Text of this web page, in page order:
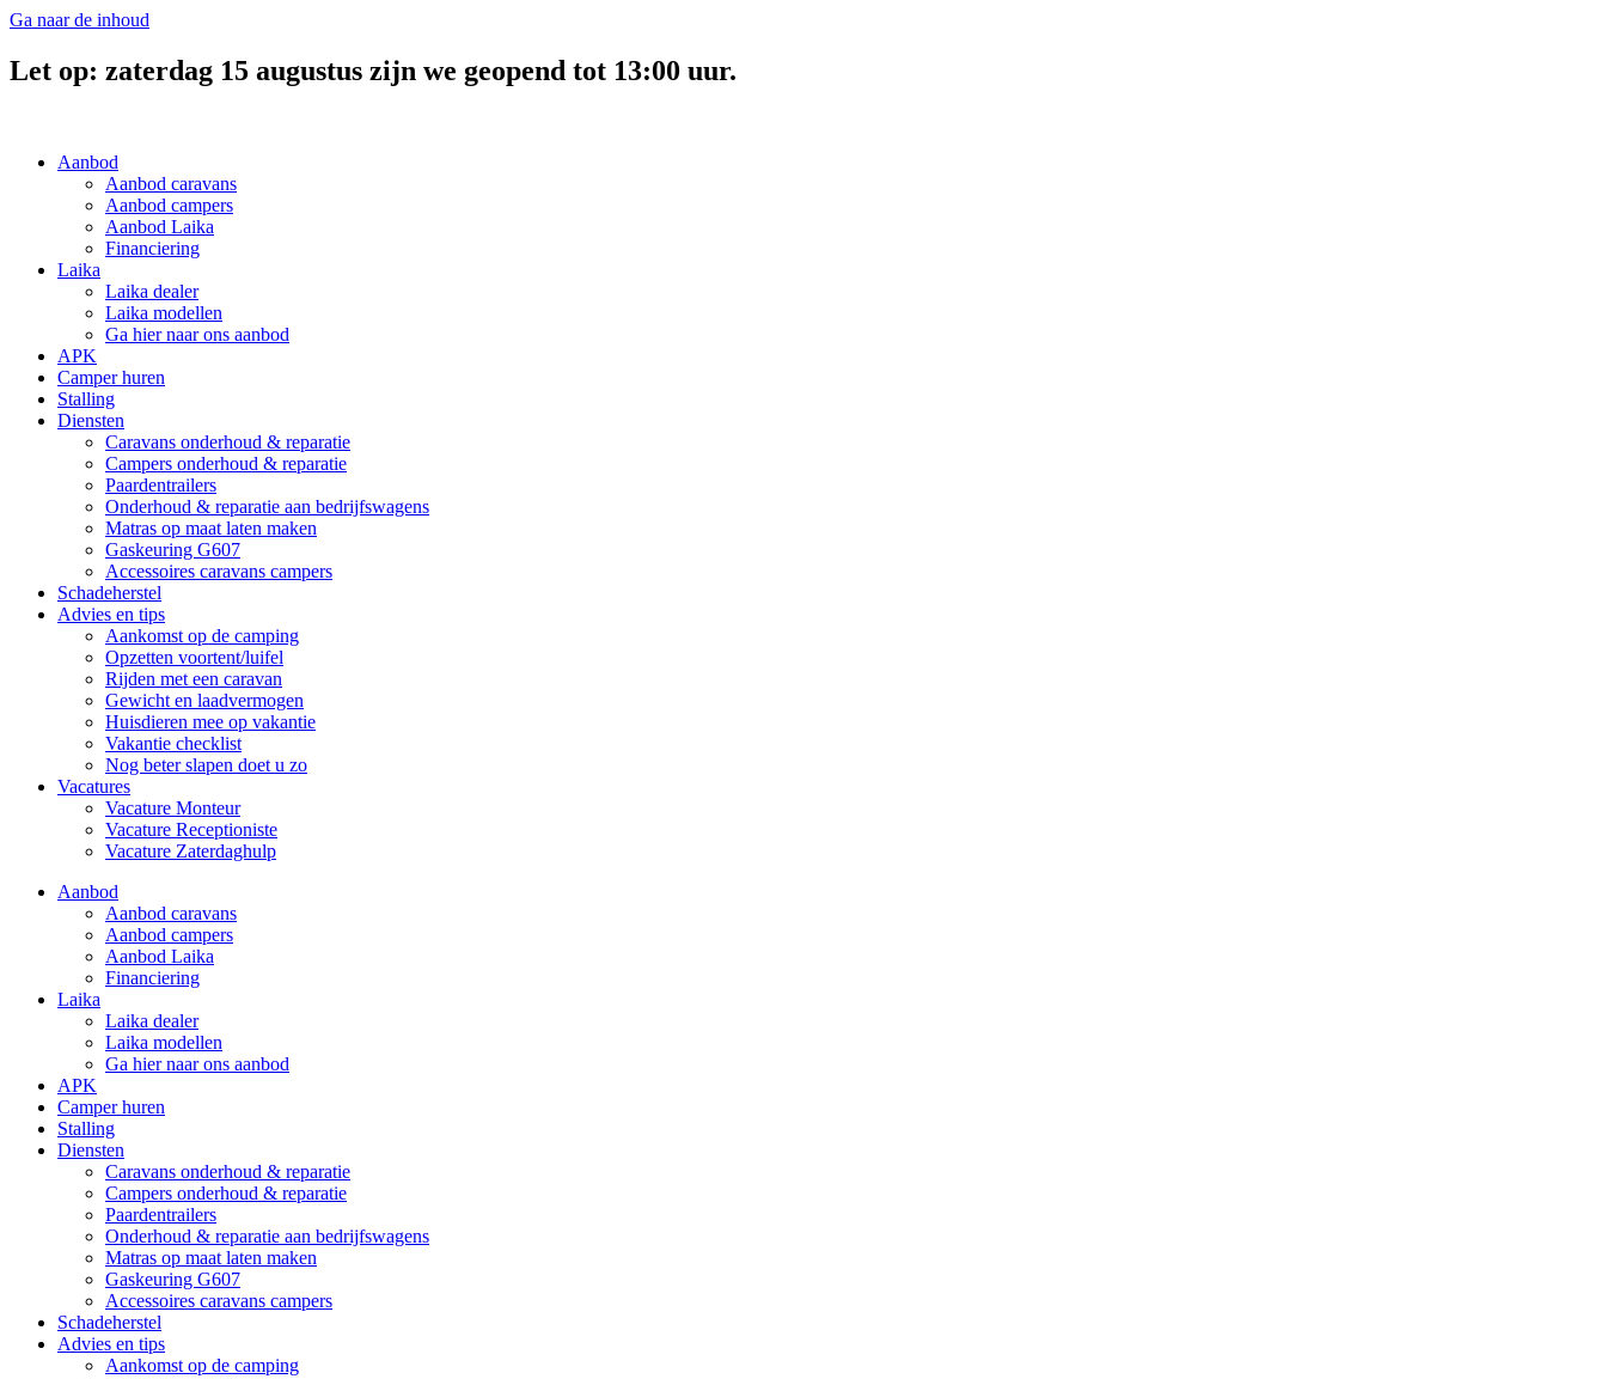
Ga naar de inhoud
Let op: zaterdag 15 augustus zijn we geopend tot 13:00 uur.
Aanbod
Aanbod caravans
Aanbod campers
Aanbod Laika
Financiering
Laika
Laika dealer
Laika modellen
Ga hier naar ons aanbod
APK
Camper huren
Stalling
Diensten
Caravans onderhoud & reparatie
Campers onderhoud & reparatie
Paardentrailers
Onderhoud & reparatie aan bedrijfswagens
Matras op maat laten maken
Gaskeuring G607
Accessoires caravans campers
Schadeherstel
Advies en tips
Aankomst op de camping
Opzetten voortent/luifel
Rijden met een caravan
Gewicht en laadvermogen
Huisdieren mee op vakantie
Vakantie checklist
Nog beter slapen doet u zo
Vacatures
Vacature Monteur
Vacature Receptioniste
Vacature Zaterdaghulp
Aanbod
Aanbod caravans
Aanbod campers
Aanbod Laika
Financiering
Laika
Laika dealer
Laika modellen
Ga hier naar ons aanbod
APK
Camper huren
Stalling
Diensten
Caravans onderhoud & reparatie
Campers onderhoud & reparatie
Paardentrailers
Onderhoud & reparatie aan bedrijfswagens
Matras op maat laten maken
Gaskeuring G607
Accessoires caravans campers
Schadeherstel
Advies en tips
Aankomst op de camping